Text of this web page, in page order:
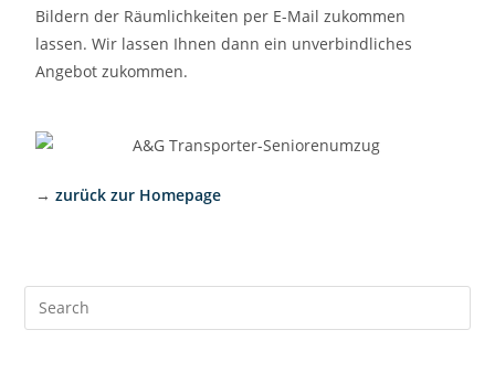
Bildern der Räumlichkeiten per E-Mail zukommen
lassen. Wir lassen Ihnen dann ein unverbindliches
Angebot zukommen.
→zurück zur Homepage